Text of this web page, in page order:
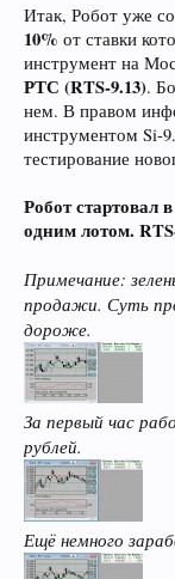
Итак, Робот уже
10% от ставки
инструмент на
РТС (RTS-9.13).
нем. В правом
инструментом Si-
тестирование
Робот стартовал
одним лотом.
Примечание:
продажи. Суть
дороже.
За первый час
рублей.
Ещё немного